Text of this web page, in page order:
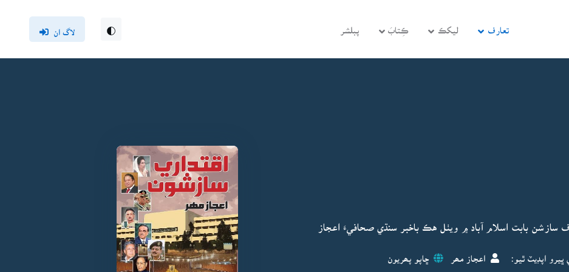
تعارف ليکڪ ڪِتابَ پبلشر لاگ ان
سازشن بابت اسلام آباد ۾ ويٺل هڪ باخبر سنڌي صحافيءَ اعجاز
ڀيرو اپڊيٽ ٿيو: اعجاز مھر ڇاپو پھريون